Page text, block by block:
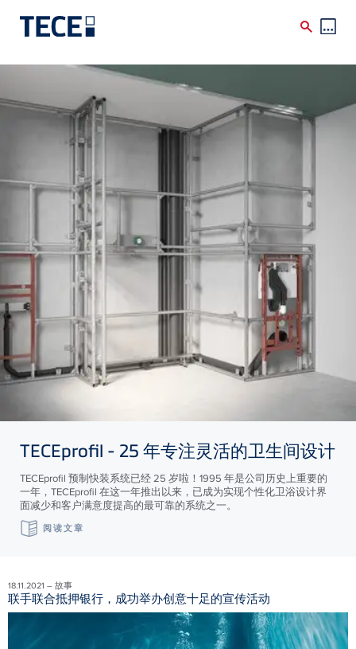
Skip to main content
TECEprofil - 25 年专注灵活的卫生间设计
TECEprofil 预制快装系统已经 25 岁啦！1995 年是公司历史上重要的
一年，TECEprofil 在这一年推出以来，已成为实现个性化卫浴设计界
面减少和客户满意度提高的最可靠的系统之一。
阅读文章
18.11.2021 – 故事
联手联合抵押银行，成功举办创意十足的宣传活动